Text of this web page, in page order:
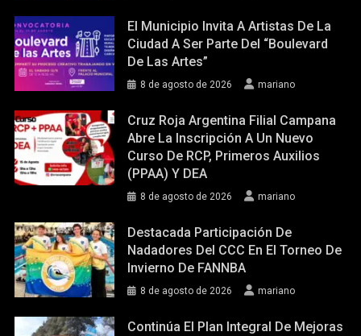
El Municipio Invita A Artistas De La
Ciudad A Ser Parte Del “Boulevard
De Las Artes”
8 de agosto de 2026 mariano
Cruz Roja Argentina Filial Campana
Abre La Inscripción A Un Nuevo
Curso De RCP, Primeros Auxilios
(PPAA) Y DEA
8 de agosto de 2026 mariano
Destacada Participación De
Nadadores Del CCC En El Torneo De
Invierno De FANNBA
8 de agosto de 2026 mariano
Continúa El Plan Integral De Mejoras